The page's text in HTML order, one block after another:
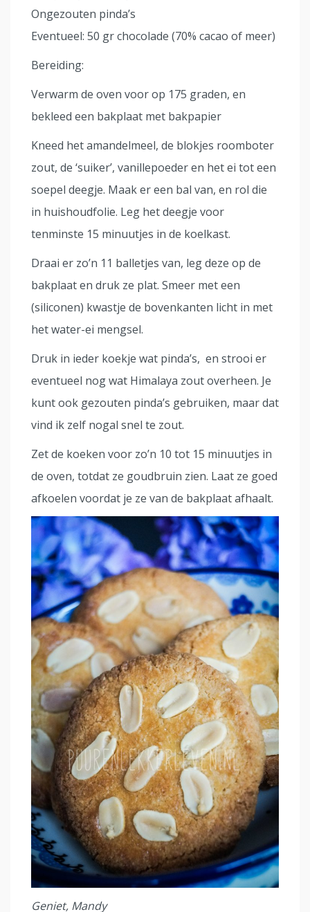
Ongezouten pinda’s
Eventueel: 50 gr chocolade (70% cacao of meer)
Bereiding:
Verwarm de oven voor op 175 graden, en
bekleed een bakplaat met bakpapier
Kneed het amandelmeel, de blokjes roomboter
zout, de ‘suiker’, vanillepoeder en het ei tot een
soepel deegje. Maak er een bal van, en rol die
in huishoudfolie. Leg het deegje voor
tenminste 15 minuutjes in de koelkast.
Draai er zo’n 11 balletjes van, leg deze op de
bakplaat en druk ze plat. Smeer met een
(siliconen) kwastje de bovenkanten licht in met
het water-ei mengsel.
Druk in ieder koekje wat pinda’s, en strooi er
eventueel nog wat Himalaya zout overheen. Je
kunt ook gezouten pinda’s gebruiken, maar dat
vind ik zelf nogal snel te zout.
Zet de koeken voor zo’n 10 tot 15 minuutjes in
de oven, totdat ze goudbruin zien. Laat ze goed
afkoelen voordat je ze van de bakplaat afhaalt.
Geniet, Mandy